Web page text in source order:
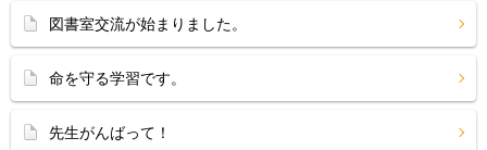
図書室交流が始まりました。
命を守る学習です。
先生がんばって！